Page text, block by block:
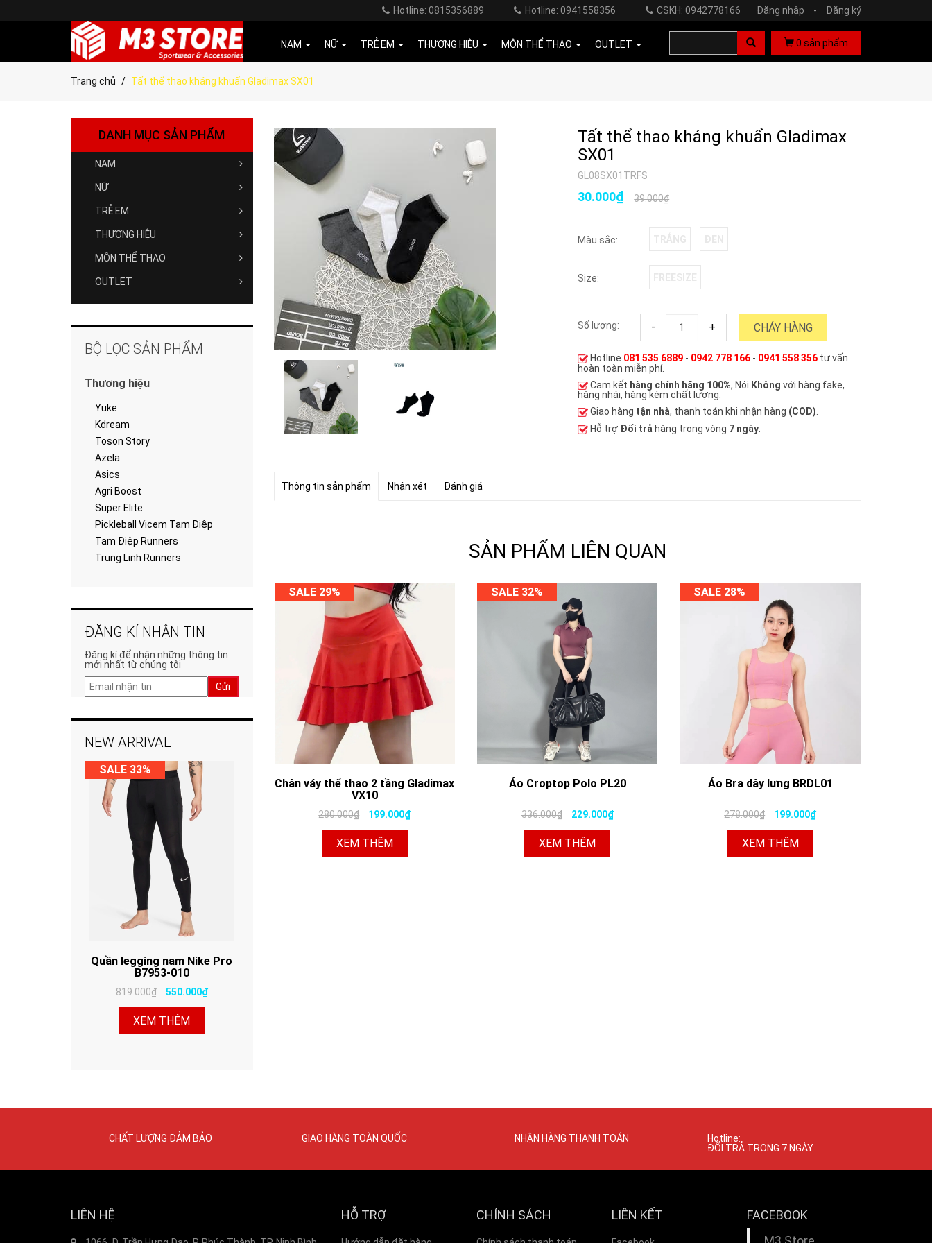
Hotline: 0815356889 Hotline: 0941558356 CSKH: 0942778166 Đăng nhập - Đăng ký
NAM NỮ TRẺ EM THƯƠNG HIỆU MÔN THỂ THAO OUTLET 0 sản phẩm
Trang chủ Tất thể thao kháng khuẩn Gladimax SX01
Tất thể thao kháng khuẩn Gladimax
SX01
GL08SX01TRFS
39.000₫
30.000₫
Màu sắc:
Size:
Số lượng: - + CHÁY HÀNG
Hotline 081 535 6889 - 0942 778 166 - 0941 558 356 tư vấn
hoàn toàn miễn phí.
Cam kết hàng chính hãng 100%, Nói Không với hàng fake,
hàng nhái, hàng kém chất lượng.
Giao hàng tận nhà, thanh toán khi nhận hàng (COD).
Hỗ trợ Đổi trả hàng trong vòng 7 ngày
Thông tin sản phẩm Nhận xét Đánh giá
SẢN PHẨM LIÊN QUAN
SALE 29%
Chân váy thể thao 2 tầng Gladimax
VX10
280.000₫ 199.000₫
XEM THÊM
SALE 32%
Áo Croptop Polo PL20
336.000₫ 229.000₫
XEM THÊM
SALE 28%
Áo Bra dây lưng BRDL01
278.000₫ 199.000₫
XEM THÊM
DANH MỤC SẢN PHẨM
NAM
NỮ
TRẺ EM
THƯƠNG HIỆU
MÔN THỂ THAO
OUTLET
BỘ LỌC SẢN PHẨM
Thương hiệu
Yuke
Kdream
Toson Story
Azela
Asics
Agri Boost
Super Elite
Pickleball Vicem Tam Điệp
Tam Điệp Runners
Trung Linh Runners
ĐĂNG KÍ NHẬN TIN
Đăng kí để nhận những thông tin
mới nhất từ chúng tôi
Gửi
NEW ARRIVAL
SALE 33%
Quần legging nam Nike Pro
B7953-010
819.000₫ 550.000₫
XEM THÊM
CHẤT LƯỢNG ĐẢM BẢO GIAO HÀNG TOÀN QUỐC NHẬN HÀNG THANH TOÁN
Hotline:
ĐỔI TRẢ TRONG 7 NGÀY
LIÊN HỆ HỖ TRỢ CHÍNH SÁCH LIÊN KẾT FACEBOOK